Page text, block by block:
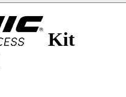
Kit